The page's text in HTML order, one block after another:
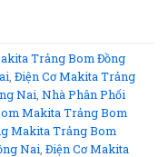
Trảng Bom Đồng
,Điện Cơ Makita Trảng
Nai ,Nhà Phân Phối
Makita Trảng Bom
Makita Trảng Bom
Nai ,Điện Cơ Makita